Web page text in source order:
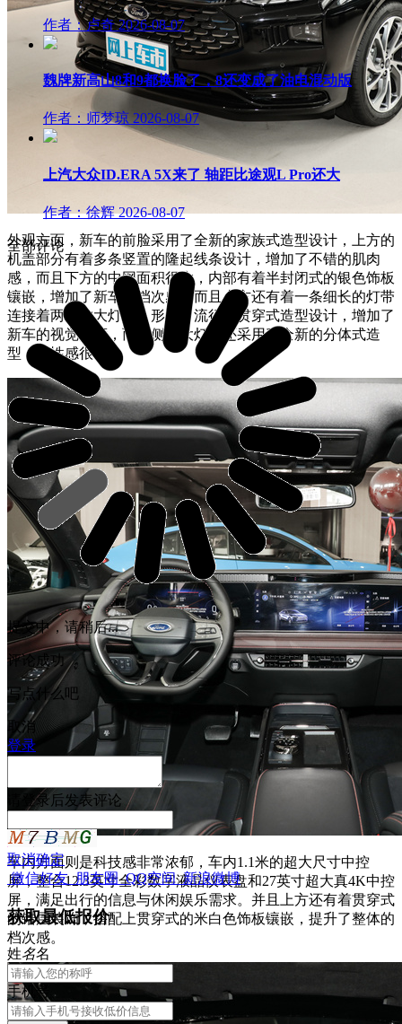
外观方面，新车的前脸采用了全新的家族式造型设计，上方的
机盖部分有着多条竖置的隆起线条设计，增加了不错的肌肉
感，而且下方的中网面积很大，内部有着半封闭式的银色饰板
镶嵌，增加了新车的档次感，而且上方还有着一条细长的灯带
连接着两侧的大灯组，形成了流行的贯穿式造型设计，增加了
新车的视觉宽度，而两侧的大灯组还采用了全新的分体式造
型，个性感很强。
车内方面则是科技感非常浓郁，车内1.1米的超大尺寸中控
屏，整合12.3英寸全彩数字液晶仪表盘和27英寸超大真4K中控
屏，满足出行的信息与休闲娱乐需求。并且上方还有着贯穿式
的错层装饰，搭配上贯穿式的米白色饰板镶嵌，提升了整体的
档次感。
作者：卢奇 2026-08-07
魏牌新高山8和9都换脸了，8还变成了油电混动版
作者：师梦琼 2026-08-07
上汽大众ID.ERA 5X来了 轴距比途观L Pro还大
作者：徐辉 2026-08-07
全部评论
提交中，请稍后...
评论成功
写点什么吧
取消
登录
登录 后发表评论
取消确定
微信好友 朋友圈 QQ空间 新浪微博
获取最低报价
姓名名
手机号